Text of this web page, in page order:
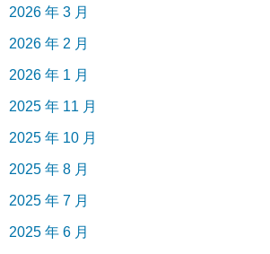
2026 年 3 月
2026 年 2 月
2026 年 1 月
2025 年 11 月
2025 年 10 月
2025 年 8 月
2025 年 7 月
2025 年 6 月